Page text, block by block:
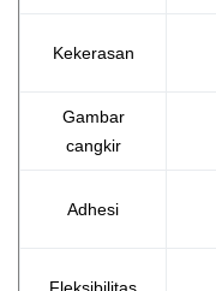
Kekerasan
Gambar
cangkir
Adhesi